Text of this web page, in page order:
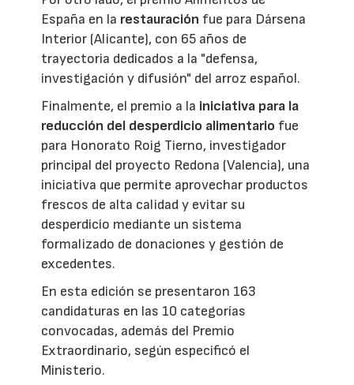
España en la restauración fue para Dársena
Interior (Alicante), con 65 años de
trayectoria dedicados a la "defensa,
investigación y difusión" del arroz español.
Finalmente, el premio a la iniciativa para la
reducción del desperdicio alimentario fue
para Honorato Roig Tierno, investigador
principal del proyecto Redona (Valencia), una
iniciativa que permite aprovechar productos
frescos de alta calidad y evitar su
desperdicio mediante un sistema
formalizado de donaciones y gestión de
excedentes.
En esta edición se presentaron 163
candidaturas en las 10 categorías
convocadas, además del Premio
Extraordinario, según especificó el
Ministerio.